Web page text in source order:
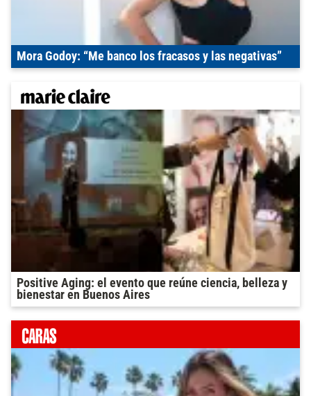
Mora Godoy: “Me banco los fracasos y las negativas”
Positive Aging: el evento que reúne ciencia, belleza y
bienestar en Buenos Aires